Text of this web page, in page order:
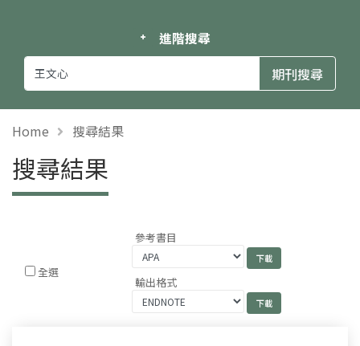
進階搜尋
Home 搜尋結果
搜尋結果
全選
參考書目
輸出格式